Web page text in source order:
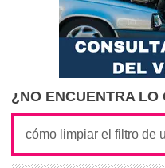
¿NO ENCUENTRA LO